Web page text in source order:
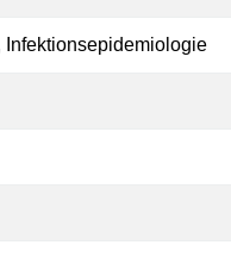
Infektionsepidemiologie